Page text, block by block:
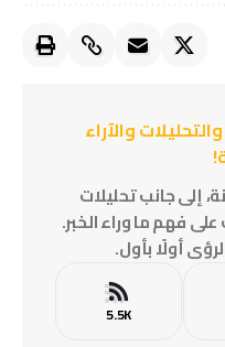
والآراء
إلى جانب تحليلات
فهم ما وراء الخبر.
أولًا بأول.
5.5K